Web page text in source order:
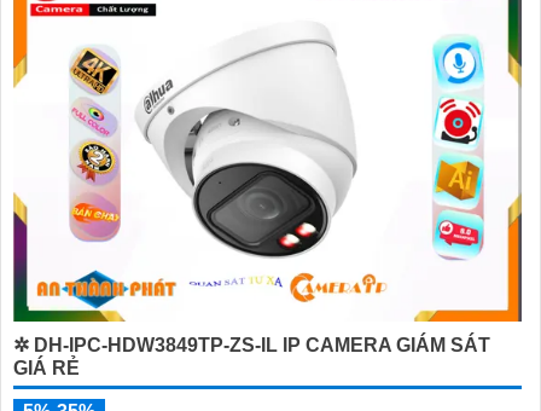
✲ DH-IPC-HDW3849TP-ZS-IL IP CAMERA GIÁM SÁT
GIÁ RẺ